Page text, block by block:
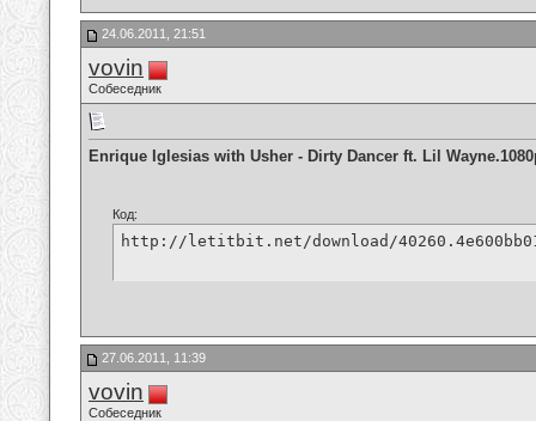
24.06.2011, 21:51
vovin
Собеседник
Enrique Iglesias with Usher - Dirty Dancer ft. Lil
Код:
http://letitbit.net/download/
27.06.2011, 11:39
vovin
Собеседник